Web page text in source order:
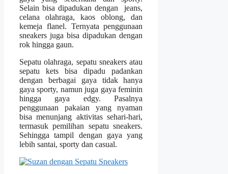
Selain bisa dipadukan dengan jeans,
celana olahraga, kaos oblong, dan
kemeja flanel. Ternyata penggunaan
sneakers juga bisa dipadukan dengan
rok hingga gaun.
Sepatu olahraga, sepatu sneakers atau
sepatu kets bisa dipadu padankan
dengan berbagai gaya tidak hanya
gaya sporty, namun juga gaya feminin
hingga gaya edgy. Pasalnya
penggunaan pakaian yang nyaman
bisa menunjang aktivitas sehari-hari,
termasuk pemilihan sepatu sneakers.
Sehingga tampil dengan gaya yang
lebih santai, sporty dan casual.